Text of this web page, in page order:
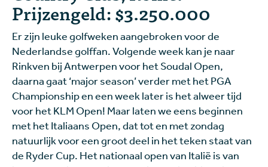
Prijzengeld: $3.250.000
Er zijn leuke golfweken aangebroken voor de
Nederlandse golffan. Volgende week kan je naar
Rinkven bij Antwerpen voor het Soudal Open,
daarna gaat ‘major season’ verder met het PGA
Championship en een week later is het alweer tijd
voor het KLM Open! Maar laten we eens beginnen
met het Italiaans Open, dat tot en met zondag
natuurlijk voor een groot deel in het teken staat van
de Ryder Cup. Het nationaal open van Italië is van